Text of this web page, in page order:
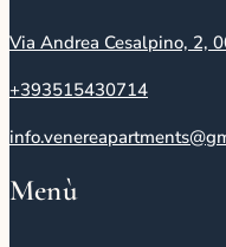
Via Andrea Cesalpino, 2,
+393515430714
Menù